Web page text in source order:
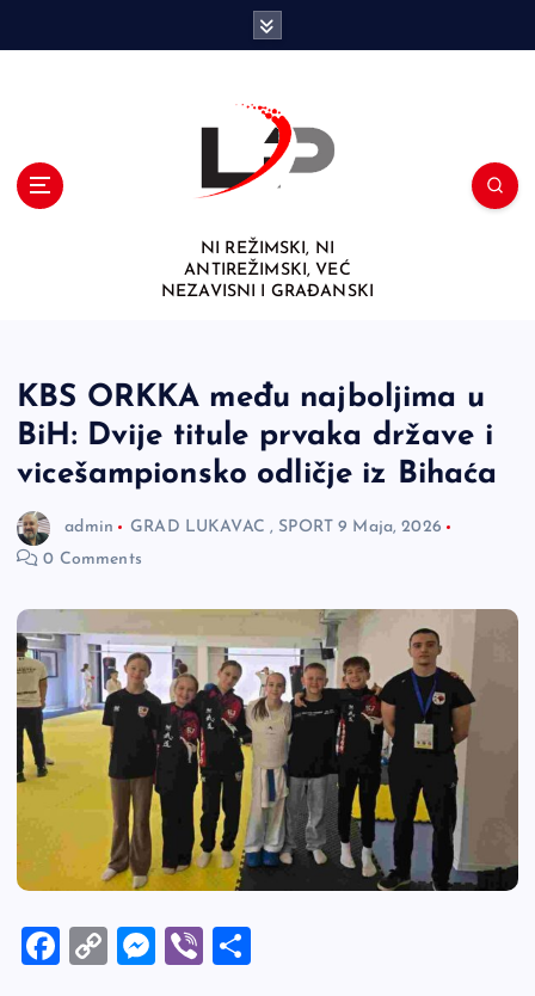
NI REŽIMSKI, NI
ANTIREŽIMSKI, VEĆ
NEZAVISNI I GRAĐANSKI
KBS ORKKA među najboljima u
BiH: Dvije titule prvaka države i
vicešampionsko odličje iz Bihaća
admin GRAD LUKAVAC , SPORT 9 Maja, 2026
0 Comments
F
C
M
Vi